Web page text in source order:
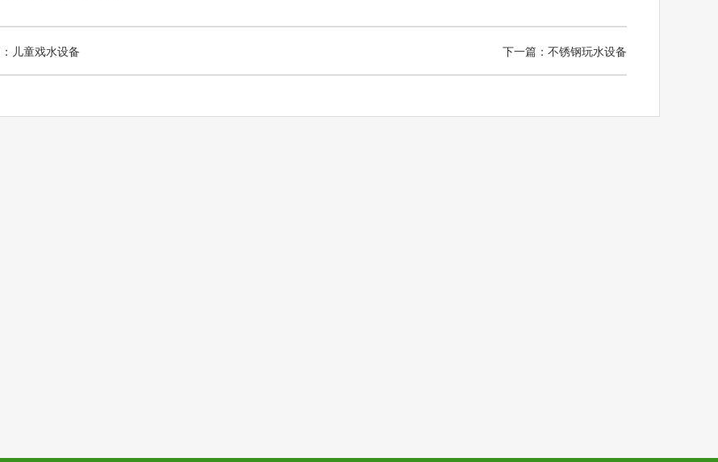
儿童戏水设备 下一篇：不锈钢玩水设备